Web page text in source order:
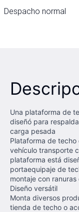
Despacho normal
Una plataforma de
diseñó para
carga pesada
Plataforma de
vehículo transporte
plataforma está
portaequipaje de
montaje con
Diseño versátil
Monta diversos
tienda de techo o